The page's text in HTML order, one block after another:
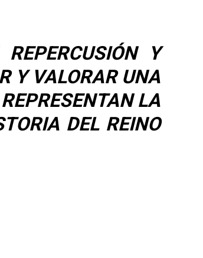
Y
Y VALORAR UNA
LA
DEL REINO